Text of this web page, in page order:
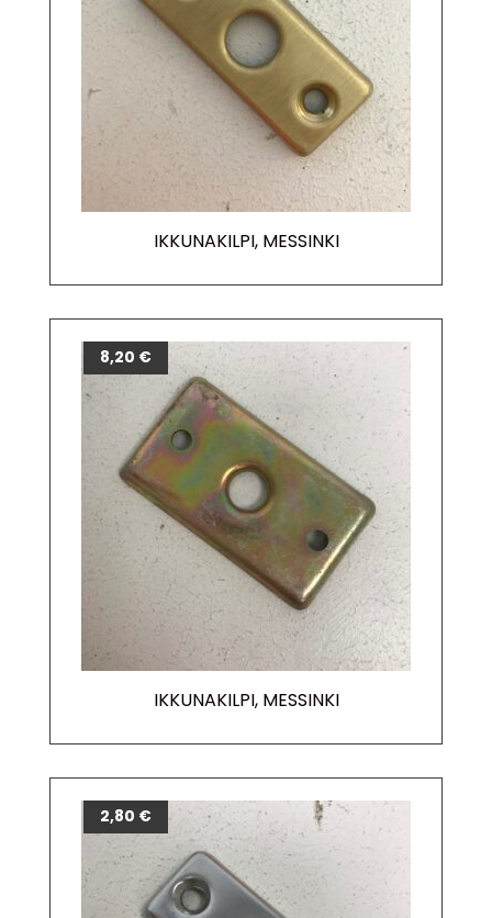
IKKUNAKILPI, MESSINKI
IKKUNAKILPI, MESSINKI
8,20 €
2,80 €